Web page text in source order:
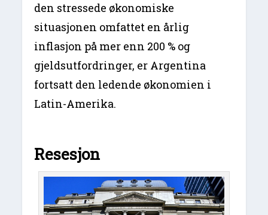
den stressede økonomiske
situasjonen omfattet en årlig
inflasjon på mer enn 200 % og
gjeldsutfordringer, er Argentina
fortsatt den ledende økonomien i
Latin-Amerika.
Resesjon